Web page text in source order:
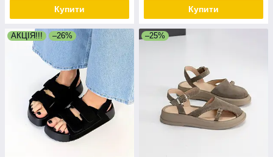
Купити Купити
АКЦІЯ!!! –26% –25%